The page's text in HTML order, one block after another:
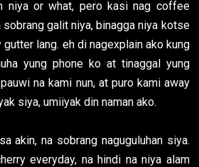
niya or what, pero kasi nag coffee
sobrang galit niya, binagga niya kotse
gutter lang. eh di nagexplain ako kung
yung phone ko at tinaggal yung
na kami nun, at puro kami away
siya, umiiyak din naman ako.
akin, na sobrang naguguluhan siya.
everyday, na hindi na niya alam